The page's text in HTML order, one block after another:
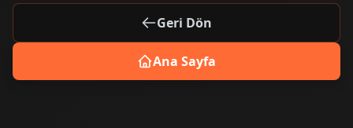
Geri Dön
Ana Sayfa